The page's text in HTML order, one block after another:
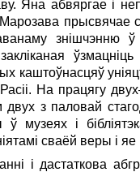
Яна абвяргае і
прысвячае
знішчэнню
каштоўнасцяў
На працягу
з паловай
ў музеях і
сваёй веры і яе
і дастаткова